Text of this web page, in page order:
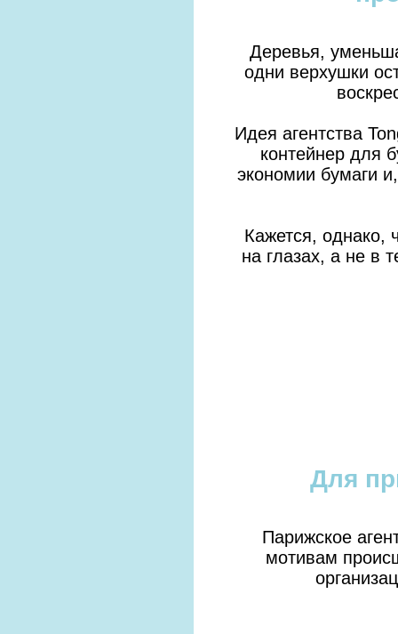
Деревья,
одни верхушки
Идея агентства
контейнер для
экономии бумаги
Кажется, однако,
на глазах, а не в
Для
Парижское
мотивам